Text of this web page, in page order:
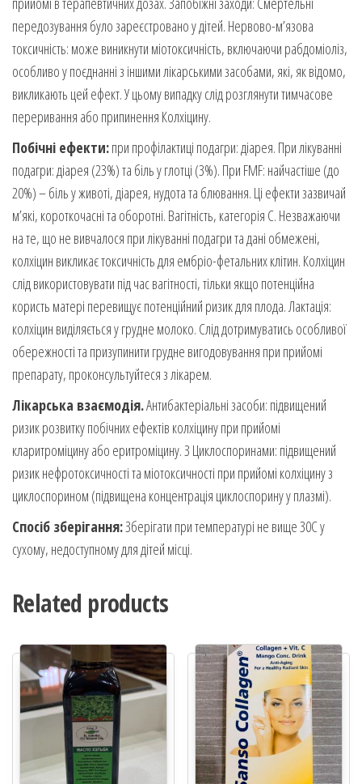
передозування було зареєстровано у дітей. Нервово-м’язова
токсичність: може виникнути міотоксичність, включаючи рабдоміоліз,
особливо у поєднанні з іншими лікарськими засобами, які, як відомо,
викликають цей ефект. У цьому випадку слід розглянути тимчасове
переривання або припинення Колхіцину.
Побічні ефекти:при профілактиці подагри: діарея. При лікуванні
подагри: діарея (23%) та біль у глотці (3%). При FMF: найчастіше (до
20%) – біль у животі, діарея, нудота та блювання. Ці ефекти зазвичай
м’які, короткочасні та оборотні. Вагітність, категорія С. Незважаючи
на те, що не вивчалося при лікуванні подагри та дані обмежені,
колхіцин викликає токсичність для ембріо-фетальних клітин. Колхіцин
слід використовувати під час вагітності, тільки якщо потенційна
користь матері перевищує потенційний ризик для плода. Лактація:
колхіцин виділяється у грудне молоко. Слід дотримуватись особливої ​​
обережності та призупинити грудне вигодовування при прийомі
препарату, проконсультуйтеся з лікарем.
Лікарська взаємодія.Антибактеріальні засоби: підвищений
ризик розвитку побічних ефектів колхіцину при прийомі
кларитроміцину або еритроміцину. З Циклоспоринами: підвищений
ризик нефротоксичності та міотоксичності при прийомі колхіцину з
циклоспорином (підвищена концентрація циклоспорину у плазмі).
Спосіб зберігання:Зберігати при температурі не вище 30С у
сухому, недоступному для дітей місці.
Related products